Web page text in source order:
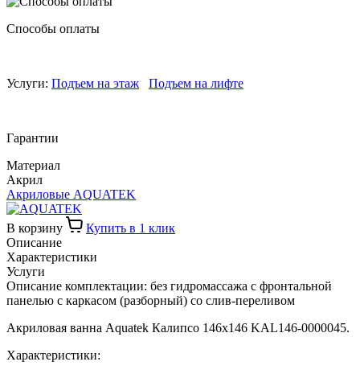
Способы оплаты
Услуги: Подъем на этаж Подъем на лифте
Гарантии
Материал
Акрил
Акриловые AQUATEK
В корзину
Купить в 1 клик
Описание
Характеристики
Услуги
Описание комплектации: без гидромассажа с фронтальной
панелью с каркасом (разборный) со слив-переливом
Акриловая ванна Aquatek Калипсо 146x146 KAL146-0000045.
Характеристики: